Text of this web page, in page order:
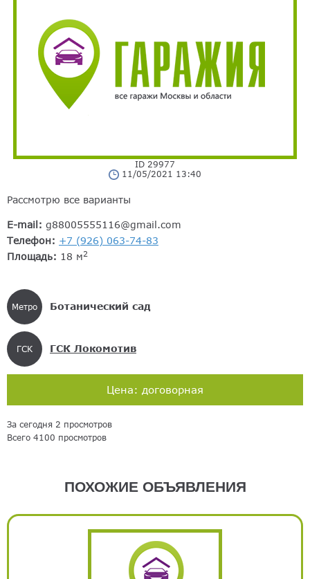
ID 29977
11/05/2021 13:40
Рассмотрю все варианты
E-mail: g88005555116@gmail.com
Телефон: +7 (926) 063-74-83
Площадь: 18 м2
Метро Ботанический сад
ГСК ГСК Локомотив
Цена: договорная
За сегодня 2 просмотров
Всего 4100 просмотров
ПОХОЖИЕ ОБЪЯВЛЕНИЯ